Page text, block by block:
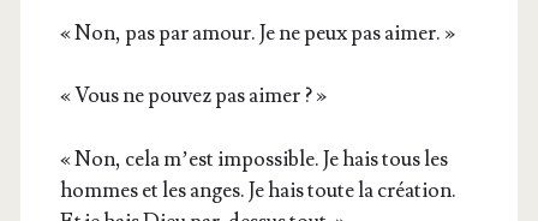
« Non, pas par amour. Je ne peux pas aimer. »
« Vous ne pou­vez pas aimer ? »
« Non, cela m’est impos­sible. Je hais tous les
hommes et les anges. Je hais toute la créa­tion.